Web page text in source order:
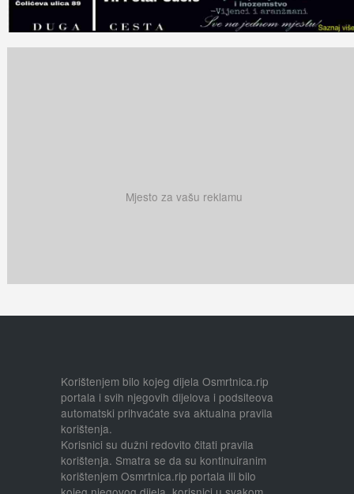
Mjesto za vašu reklamu
Korištenjem bilo kojeg dijela Osmrtnica.rip
portala i svih njegovih dijelova i podsiteova
automatski prihvaćate sva aktualna pravila
korištenja.
Korisnici su dužni redovito čitati pravila
korištenja. Smatra se da su kontinuiranim
korištenjem Osmrtnica.rip portala ili bilo